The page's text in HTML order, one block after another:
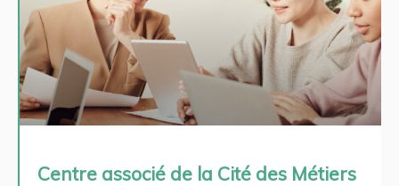
Centre associé de la Cité des Métiers